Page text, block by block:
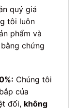
quý giá
tôi luôn
phẩm và
chứng
Chúng tôi
của
đối, không